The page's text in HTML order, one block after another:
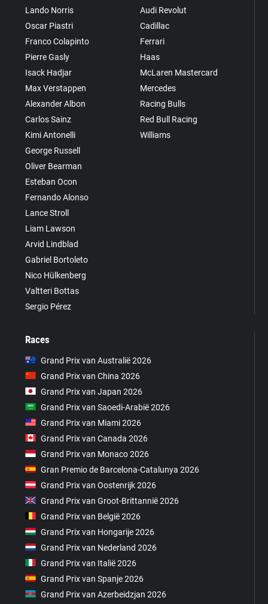
Lando Norris
Oscar Piastri
Franco Colapinto
Pierre Gasly
Isack Hadjar
Max Verstappen
Alexander Albon
Carlos Sainz
Kimi Antonelli
George Russell
Oliver Bearman
Esteban Ocon
Fernando Alonso
Lance Stroll
Liam Lawson
Arvid Lindblad
Gabriel Bortoleto
Nico Hülkenberg
Valtteri Bottas
Sergio Pérez
Audi Revolut
Cadillac
Ferrari
Haas
McLaren Mastercard
Mercedes
Racing Bulls
Red Bull Racing
Williams
Races
Grand Prix van Australië 2026
Grand Prix van China 2026
Grand Prix van Japan 2026
Grand Prix van Saoedi-Arabië 2026
Grand Prix van Miami 2026
Grand Prix van Canada 2026
Grand Prix van Monaco 2026
Gran Premio de Barcelona-Catalunya 2026
Grand Prix van Oostenrijk 2026
Grand Prix van Groot-Brittannië 2026
Grand Prix van België 2026
Grand Prix van Hongarije 2026
Grand Prix van Nederland 2026
Grand Prix van Italië 2026
Grand Prix van Spanje 2026
Grand Prix van Azerbeidzjan 2026